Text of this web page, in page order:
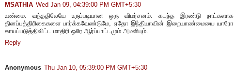
MSATHIA Wed Jan 09, 04:39:00 PM GMT+5:30
உண்மை. வந்ததிலேயே உருப்படியான ஒரு விமர்சனம். கடந்த இரண்டு நாட்களாக
தினப்பத்திரிகைகளை பார்க்கவேண்டுமே, ஏதோ இந்தியாவின் இறையாண்மையை யாரோ
காயப்படுத்திவிட்ட மாதிரி ஒரே ஆர்ப்பாட்டமும் அமளியும்.
Reply
Anonymous Thu Jan 10, 05:39:00 PM GMT+5:30